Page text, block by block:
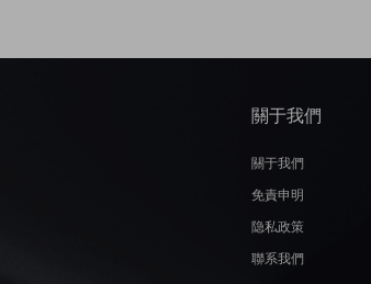
關于我們
關于我們
免責申明
隐私政策
聯系我們